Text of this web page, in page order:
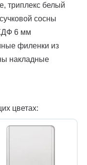
триплекс белый
сосны
6 мм
филенки из
накладные
цветах: